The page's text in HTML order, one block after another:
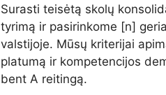
Surasti teisėtą skolų
tyrimą ir pasirinkome [n]
valstijoje. Mūsų kriterijai
platumą ir kompetencijos
bent A reitingą.